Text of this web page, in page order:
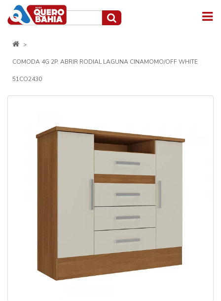
COMODA 4G 2P. ABRIR RODIAL LAGUNA CINAMOMO/OFF WHITE
51CO2430